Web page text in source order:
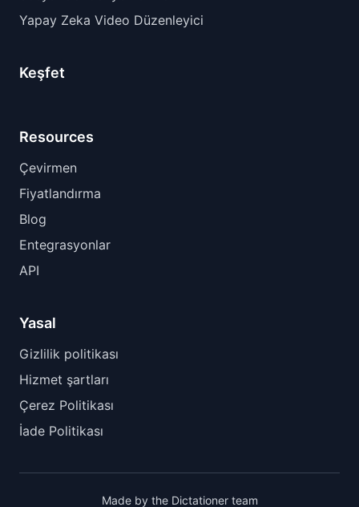
Yapay Zeka Video Düzenleyici
Keşfet
Resources
Çevirmen
Fiyatlandırma
Blog
Entegrasyonlar
API
Yasal
Gizlilik politikası
Hizmet şartları
Çerez Politikası
İade Politikası
Made by the Dictationer team